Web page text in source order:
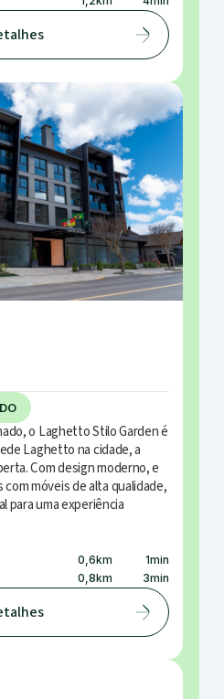
o Laghetto Stilo Garden é
Laghetto na cidade, a
Com design moderno, e
móveis de alta qualidade,
para uma experiência
0,6km 1min
0,8km 3min